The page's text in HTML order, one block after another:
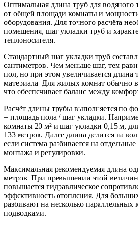
Оптимальная длина труб для водяного
от общей площади комнаты и
оборудования. Для точного расчёта
помещения, шаг укладки труб и
теплоносителя.
Стандартный шаг укладки труб
сантиметров. Чем меньше шаг, тем
пол, но при этом увеличивается длина
материала. Для жилых комнат обычно
что обеспечивает баланс между
Расчёт длины трубы выполняется по
= площадь пола / шаг укладки.
комнаты 20 м² и шаг укладки 0,15 м,
133 метров. Далее длина делится на
если система разбивается на
монтажа и регулировки.
Максимальная рекомендуемая длина
метров. При превышении этой
повышается гидравлическое
эффективность отопления. Для
разбивают на несколько параллельных
подводками.